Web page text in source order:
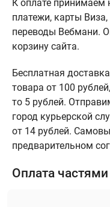
К оплате принимаем
платежи, карты
переводы Вебмани.
корзину сайта.
Бесплатная
товара от 100
то 5 рублей.
город курьерской
от 14 рублей.
предварительном
Оплата частями